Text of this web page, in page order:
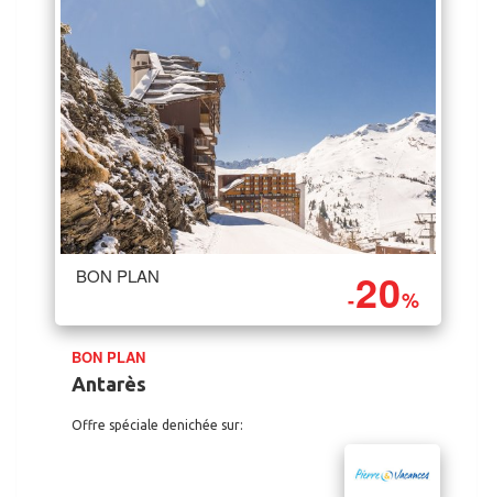
BON PLAN
-20%
BON PLAN
Antarès
Offre spéciale denichée sur: